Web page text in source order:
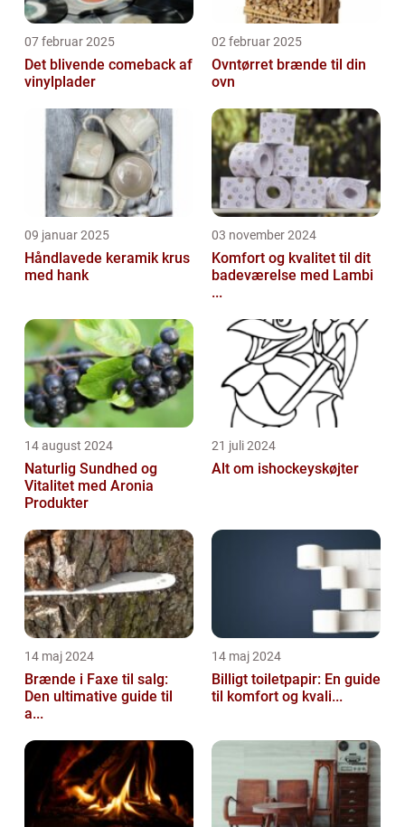
07 februar 2025
Det blivende comeback af
vinylplader
02 februar 2025
Ovntørret brænde til din
ovn
09 januar 2025
Håndlavede keramik krus
med hank
03 november 2024
Komfort og kvalitet til dit
badeværelse med Lambi
...
14 august 2024
Naturlig Sundhed og
Vitalitet med Aronia
Produkter
21 juli 2024
Alt om ishockeyskøjter
14 maj 2024
Brænde i Faxe til salg:
Den ultimative guide til
a...
14 maj 2024
Billigt toiletpapir: En guide
til komfort og kvali...